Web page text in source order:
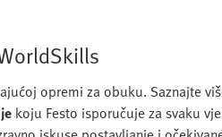
opremi za obuku. Saznajte
koju Festo isporučuje za svaku